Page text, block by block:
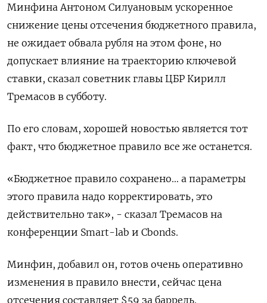
Минфина Антоном Силуановым ускоренное
снижение цены отсечения бюджетного правила,
не ожидает обвала рубля на ‌этом фоне, но
допускает влияние на траекторию ключевой
ставки, сказал советник главы ЦБР Кирилл
Тремасов в субботу.
По его словам, хорошей новостью является тот
факт, что бюджетное правило все ​же останется.
«Бюджетное правило сохранено… ​а параметры
этого правила ​надо корректировать, это
⁠действительно так», - сказал Тремасов на
конференции Smart-lab и Cbonds.
Минфин, ‌добавил он, готов очень оперативно
изменения ‌в правило внести, сейчас цена
отсечения составляет $59 за баррель.